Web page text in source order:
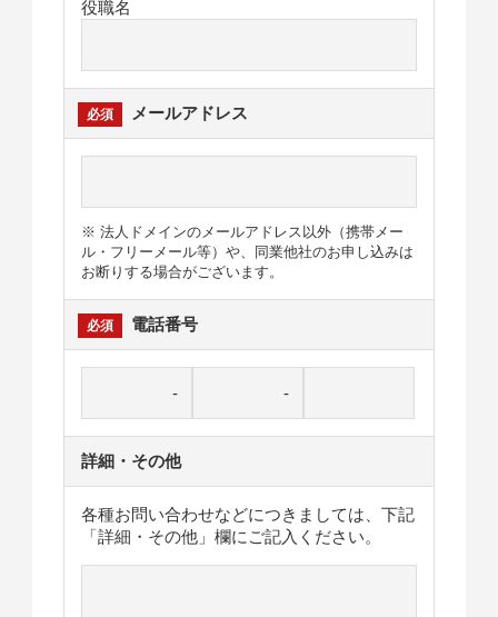
役職名
メールアドレス
※ 法人ドメインのメールアドレス以外（携帯メー
ル・フリーメール等）や、同業他社のお申し込みは
お断りする場合がございます。
電話番号
詳細・その他
各種お問い合わせなどにつきましては、下記
「詳細・その他」欄にご記入ください。